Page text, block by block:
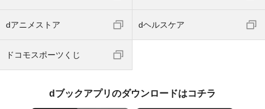
dアニメストア dヘルスケア
ドコモスポーツくじ
dブックアプリのダウンロードはコチラ